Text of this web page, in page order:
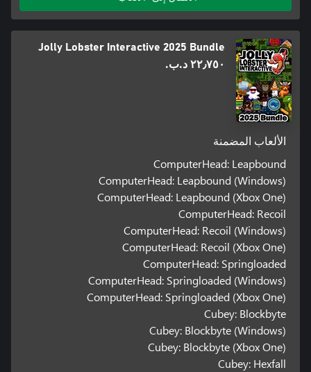
Jolly Lobster Interactive 2025 Bundle
٢٢٫٧٥٠ د.ب.‏
الألعاب المضمنة
ComputerHead: Leapbound
ComputerHead: Leapbound (Windows)
ComputerHead: Leapbound (Xbox One)
ComputerHead: Recoil
ComputerHead: Recoil (Windows)
ComputerHead: Recoil (Xbox One)
ComputerHead: Springloaded
ComputerHead: Springloaded (Windows)
ComputerHead: Springloaded (Xbox One)
Cubey: Blockbyte
Cubey: Blockbyte (Windows)
Cubey: Blockbyte (Xbox One)
Cubey: Hexfall